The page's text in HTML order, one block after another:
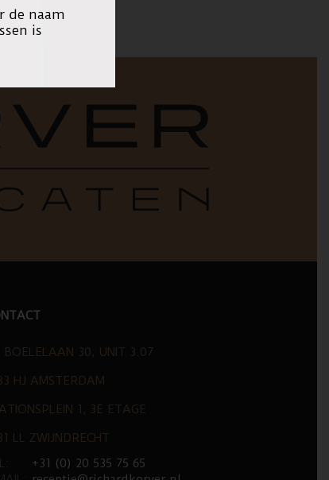
BOELELAAN 30, UNIT 3.07
HJ AMSTERDAM
1, 3E ETAGE
LL ZWIJNDRECHT
+31 (0) 20 535 75 65
de naam
is